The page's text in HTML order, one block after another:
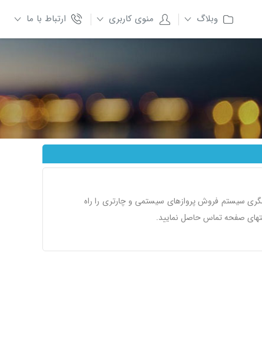
ارتباط با ما منوی کاربری وبلاگ
سیستم فروش پروازهای سیستمی و چارتری را راه
صفحه تماس حاصل نمایید.